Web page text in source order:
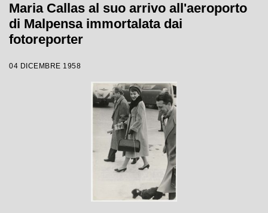
Maria Callas al suo arrivo all'aeroporto
di Malpensa immortalata dai
fotoreporter
04 DICEMBRE 1958